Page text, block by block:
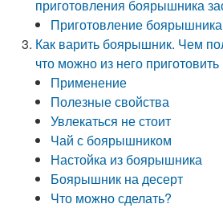
приготовления боярышника
Приготовление боярышника
Как варить боярышник. Чем
что можно из него приготовить
Применение
Полезные свойства
Увлекаться не стоит
Чай с боярышником
Настойка из боярышника
Боярышник на десерт
Что можно сделать?